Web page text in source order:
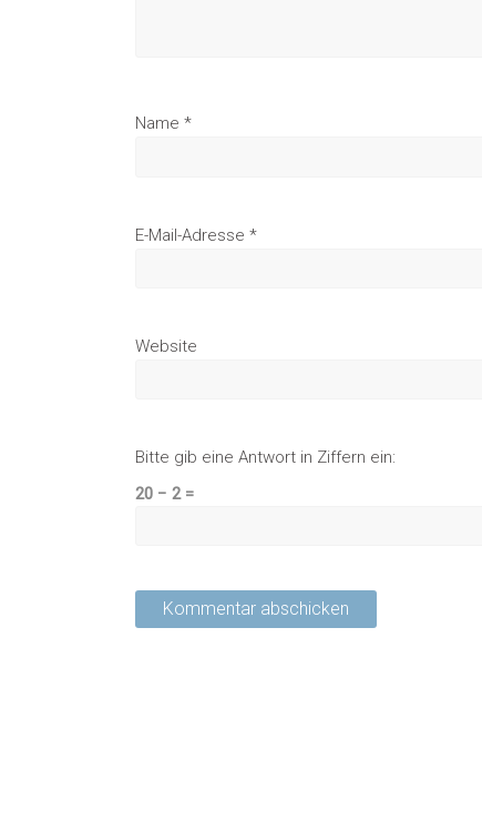
Name *
E-Mail-Adresse *
Website
Bitte gib eine Antwort in Ziffern ein:
20 − 2 =